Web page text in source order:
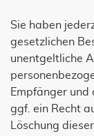
Sie haben
gesetzlichen
unentgeltliche
Empfänger und
ggf. ein Recht
Löschung